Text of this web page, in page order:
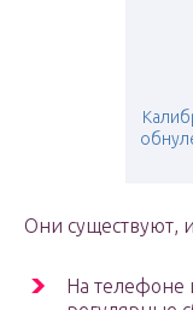
Они существуют,
На телефоне